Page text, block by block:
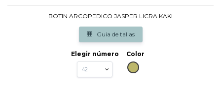
BOTIN ARCOPEDICO JASPER LICRA KAKI
Guia de tallas
Elegir número
Color
KAKI